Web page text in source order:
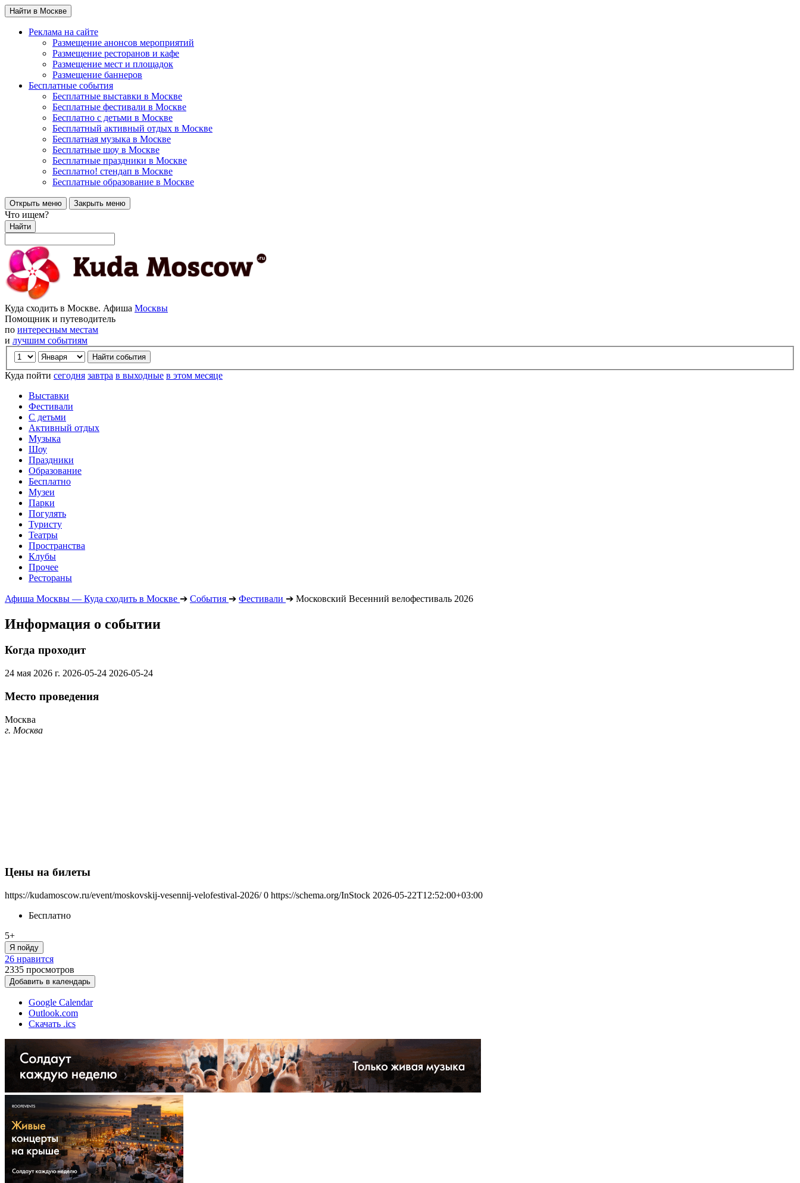
Найти в Москве
Реклама на сайте
Размещение анонсов мероприятий
Размещение ресторанов и кафе
Размещение мест и площадок
Размещение баннеров
Бесплатные события
Бесплатные выставки в Москве
Бесплатные фестивали в Москве
Бесплатно с детьми в Москве
Бесплатный активный отдых в Москве
Бесплатная музыка в Москве
Бесплатные шоу в Москве
Бесплатные праздники в Москве
Бесплатно! стендап в Москве
Бесплатные образование в Москве
Открыть меню Закрыть меню
Что ищем?
Найти
Куда сходить в Москве. Афиша Москвы
Помощник и путеводитель
по интересным местам
и лучшим событиям
Куда пойти сегодня завтра в выходные в этом месяце
Выставки
Фестивали
С детьми
Активный отдых
Музыка
Шоу
Праздники
Образование
Бесплатно
Музеи
Парки
Погулять
Туристу
Театры
Пространства
Клубы
Прочее
Рестораны
Афиша Москвы — Куда сходить в Москве ➔ События ➔ Фестивали ➔ Московский Весенний велофестиваль 2026
Информация о событии
Когда проходит
24 мая 2026 г. 2026-05-24 2026-05-24
Место проведения
Москва
г. Москва
Цены на билеты
https://kudamoscow.ru/event/moskovskij-vesennij-velofestival-2026/ 0 https://schema.org/InStock 2026-05-22T12:52:00+03:00
Бесплатно
5+
Я пойду
26 нравится
2335 просмотров
Добавить в календарь
Google Calendar
Outlook.com
Скачать .ics